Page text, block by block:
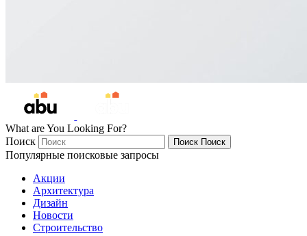
What are You Looking For?
Поиск
Поиск Поиск
Популярные поисковые запросы
Акции
Архитектура
Дизайн
Новости
Строительство